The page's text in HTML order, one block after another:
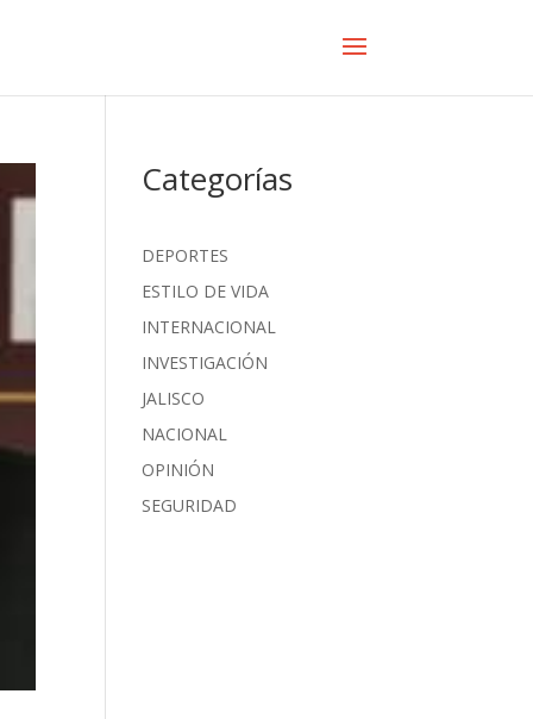
Categorías
DEPORTES
ESTILO DE VIDA
INTERNACIONAL
INVESTIGACIÓN
JALISCO
NACIONAL
OPINIÓN
SEGURIDAD